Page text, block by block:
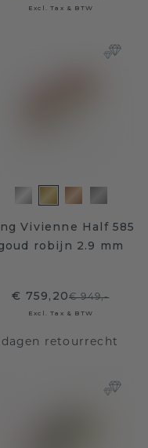
Excl. Tax & BTW
Vivienne Half 585
robijn 2.9 mm
€ 759,20€ 949,-
Excl. Tax & BTW
retourrecht